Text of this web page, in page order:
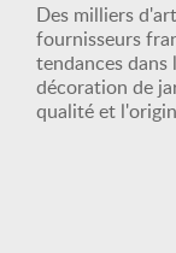
Des milliers
fournisseurs
tendances dans
décoration de
qualité et